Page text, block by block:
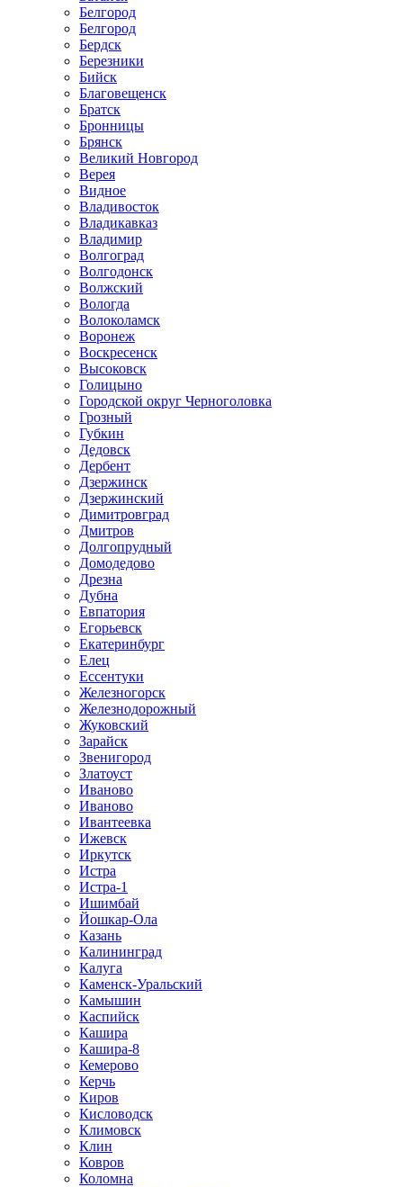
Белгород
Белгород
Бердск
Березники
Бийск
Благовещенск
Братск
Бронницы
Брянск
Великий Новгород
Верея
Видное
Владивосток
Владикавказ
Владимир
Волгоград
Волгодонск
Волжский
Вологда
Волоколамск
Воронеж
Воскресенск
Высоковск
Голицыно
Городской округ Черноголовка
Грозный
Губкин
Дедовск
Дербент
Дзержинск
Дзержинский
Димитровград
Дмитров
Долгопрудный
Домодедово
Дрезна
Дубна
Евпатория
Егорьевск
Екатеринбург
Елец
Ессентуки
Железногорск
Железнодорожный
Жуковский
Зарайск
Звенигород
Златоуст
Иваново
Иваново
Ивантеевка
Ижевск
Иркутск
Истра
Истра-1
Ишимбай
Йошкар-Ола
Казань
Калининград
Калуга
Каменск-Уральский
Камышин
Каспийск
Кашира
Кашира-8
Кемерово
Керчь
Киров
Кисловодск
Климовск
Клин
Ковров
Коломна